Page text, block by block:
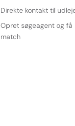
Direkte kontakt til
Opret søgeagent og få
match